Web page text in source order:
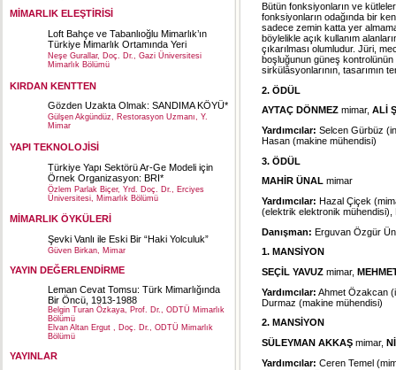
MİMARLIK ELEŞTİRİSİ
Loft Bahçe ve Tabanlıoğlu Mimarlık’ın
Türkiye Mimarlık Ortamında Yeri
Neşe Gurallar, Doç. Dr., Gazi Üniversitesi
Mimarlık Bölümü
KIRDAN KENTTEN
Gözden Uzakta Olmak: SANDIMA KÖYÜ*
Gülşen Akgündüz, Restorasyon Uzmanı, Y.
Mimar
YAPI TEKNOLOJİSİ
Türkiye Yapı Sektörü Ar-Ge Modeli için
Örnek Organizasyon: BRI*
Özlem Parlak Biçer, Yrd. Doç. Dr., Erciyes
Üniversitesi, Mimarlık Bölümü
MİMARLIK ÖYKÜLERİ
Şevki Vanlı ile Eski Bir “Haki Yolculuk”
Güven Birkan, Mimar
YAYIN DEĞERLENDİRME
Leman Cevat Tomsu: Türk Mimarlığında
Bir Öncü, 1913-1988
Belgin Turan Özkaya, Prof. Dr., ODTÜ Mimarlık
Bölümü
Elvan Altan Ergut , Doç. Dr., ODTÜ Mimarlık
Bölümü
YAYINLAR
Bütün fonksiyonların ve
fonksiyonların odağında bir
sadece zemin katta yer
böylelikle açık kullanım
çıkarılması olumludur. Jüri,
boşluğunun güneş
sirkülâsyonlarının, tasarımın
2. ÖDÜL
AYTAÇ DÖNMEZ mimar, ALİ
Yardımcılar: Selcen Gürbüz
Hasan (makine mühendisi)
3. ÖDÜL
MAHİR ÜNAL mimar
Yardımcılar: Hazal Çiçek
(elektrik elektronik mühendisi),
Danışman: Erguvan Özgür
1. MANSİYON
SEÇİL YAVUZ mimar,
Yardımcılar: Ahmet Özakcan
Durmaz (makine mühendisi)
2. MANSİYON
SÜLEYMAN AKKAŞ mimar,
Yardımcılar: Ceren Temel